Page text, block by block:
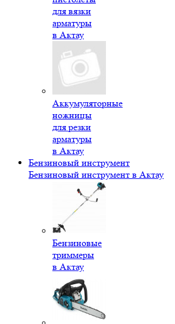
для вязки
арматуры
в Актау
Аккумуляторные
ножницы
для резки
арматуры
в Актау
Бензиновый инструмент
Бензиновый инструмент в Актау
Бензиновые
триммеры
в Актау